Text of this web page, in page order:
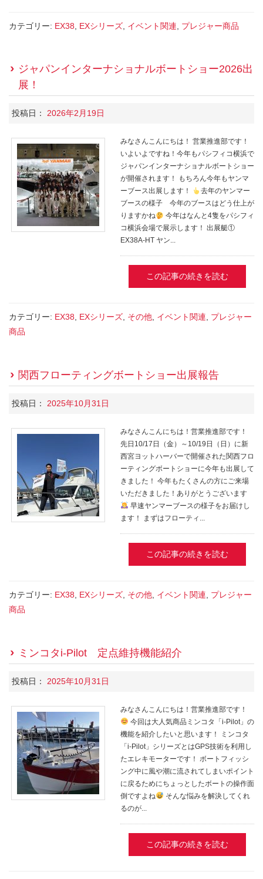
カテゴリー: EX38, EXシリーズ, イベント関連, プレジャー商品
ジャパンインターナショナルボートショー2026出
展！
投稿日： 2026年2月19日
みなさんこんにちは！ 営業推進部です！
いよいよですね！今年もパシフィコ横浜で
ジャパンインターナショナルボートショー
が開催されます！ もちろん今年もヤンマ
ーブース出展します！
去年のヤンマー
ブースの様子 今年のブースはどう仕上が
りますかね
今年はなんと4隻をパシフィ
コ横浜会場で展示します！ 出展艇①
EX38A-HT ヤン...
この記事の続きを読む
カテゴリー: EX38, EXシリーズ, その他, イベント関連, プレジャー
商品
関西フローティングボートショー出展報告
投稿日： 2025年10月31日
みなさんこんにちは！営業推進部です！
先日10/17日（金）～10/19日（日）に新
西宮ヨットハーバーで開催された関西フロ
ーティングボートショーに今年も出展して
きました！ 今年もたくさんの方にご来場
いただきました！ありがとうございます
早速ヤンマーブースの様子をお届けし
ます！ まずはフローティ...
この記事の続きを読む
カテゴリー: EX38 EXシリーズ その他 イベント関連
プレジャー
商品
ミンコタi-Pilot 定点維持機能紹介
投稿日： 2025年10月31日
みなさんこんにちは！営業推進部です！
今回は大人気商品ミンコタ「i-Pilot」の
機能を紹介したいと思います！ ミンコタ
「i-Pilot」シリーズとはGPS技術を利用し
たエレキモーターです！ ボートフィッシ
ング中に風や潮に流されてしまいポイント
に戻るためにちょっとしたボートの操作面
倒ですよね
そんな悩みを解決してくれ
るのが...
この記事の続きを読む